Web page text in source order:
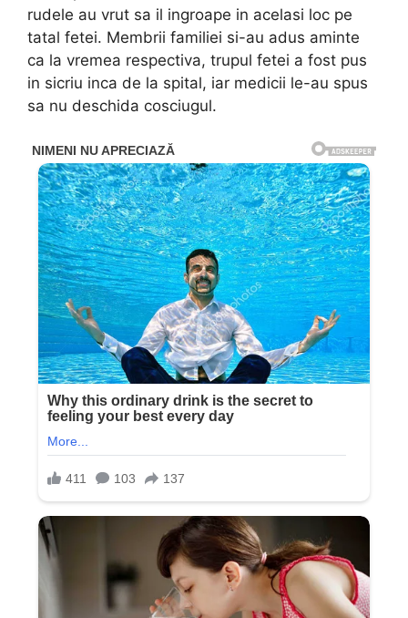
rudele au vrut sa il ingroape in acelasi loc pe
tatal fetei. Membrii familiei si-au adus aminte
ca la vremea respectiva, trupul fetei a fost pus
in sicriu inca de la spital, iar medicii le-au spus
sa nu deschida cosciugul.